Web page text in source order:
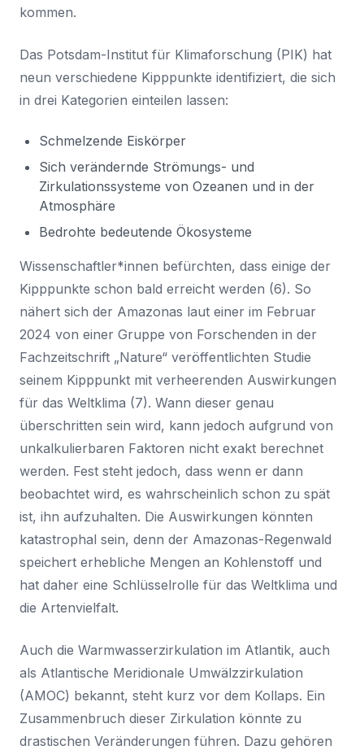
kommen.
Das Potsdam-Institut für Klimaforschung (PIK) hat
neun verschiedene Kipppunkte identifiziert, die sich
in drei Kategorien einteilen lassen:
Schmelzende Eiskörper
Sich verändernde Strömungs- und
Zirkulationssysteme von Ozeanen und in der
Atmosphäre
Bedrohte bedeutende Ökosysteme
Wissenschaftler*innen befürchten, dass einige der
Kipppunkte schon bald erreicht werden (6). So
nähert sich der Amazonas laut einer im Februar
2024 von einer Gruppe von Forschenden in der
Fachzeitschrift „Nature“ veröffentlichten Studie
seinem Kipppunkt mit verheerenden Auswirkungen
für das Weltklima (7). Wann dieser genau
überschritten sein wird, kann jedoch aufgrund von
unkalkulierbaren Faktoren nicht exakt berechnet
werden. Fest steht jedoch, dass wenn er dann
beobachtet wird, es wahrscheinlich schon zu spät
ist, ihn aufzuhalten. Die Auswirkungen könnten
katastrophal sein, denn der Amazonas-Regenwald
speichert erhebliche Mengen an Kohlenstoff und
hat daher eine Schlüsselrolle für das Weltklima und
die Artenvielfalt.
Auch die Warmwasserzirkulation im Atlantik, auch
als Atlantische Meridionale Umwälzzirkulation
(AMOC) bekannt, steht kurz vor dem Kollaps. Ein
Zusammenbruch dieser Zirkulation könnte zu
drastischen Veränderungen führen. Dazu gehören